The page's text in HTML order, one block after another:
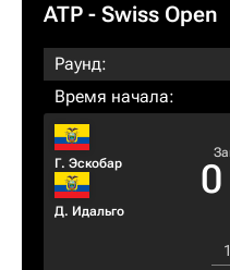
ATP - Swiss Open
Раунд:
Время начала:
Г. Эскобар
Д. Идальго
0
1